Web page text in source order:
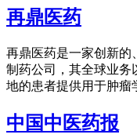
再鼎医药
再鼎医药是一家创新的
制药公司，其全球业务
地的患者提供用于肿瘤
中国中医药报